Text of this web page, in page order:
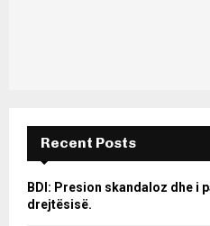
Recent Posts
BDI: Presion skandaloz dhe i
drejtësisë.